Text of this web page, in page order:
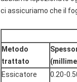
ci assicuriamo che il
Metodo
trattato
Essicatore
0.20-